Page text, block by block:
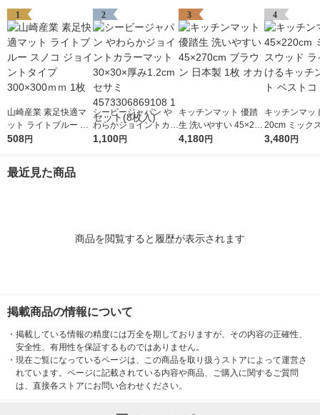
1
山崎産業 素足快適マ
ット ライトブルー ス
ノコ ジョイントタイ
508円
2
シービージャパン や
わらかジョイントカラ
ーマット 30×30×厚み
1,100円
3
キッチンマット 優踏
生 洗いやすい 45×270
cm ブラウン 日本製 1
4,180円
4
キッチンマッ
20cm ミック
ライト 拭ける
3,480円
最近見た商品
商品を閲覧すると履歴が表示されます
掲載商品の情報について
・ 掲載している情報の精度には万全を期しておりますが、その内容の正確性、
安全性、有用性を保証するものではありません。
・ 現在ご覧になっているページは、この商品を取り扱うストアによって運営さ
れています。ページに記載されている内容や商品、ご購入に関するご質問
は、直接各ストアにお問い合わせください。